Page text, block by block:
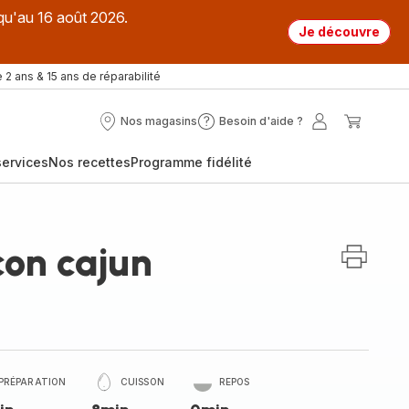
16 août 2026.
Je découvre
2 ans & 15 ans de réparabilité
Nos magasins
Nos
Besoin d'aide ?
Besoin
?
Mon
Nos recettesProgramme fidélité
cajun
CUISSON REPOS